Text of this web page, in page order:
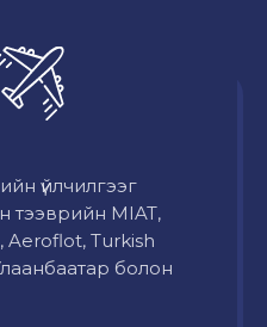
үйлчилгээг
тээврийн MIAT,
Aeroflot, Turkish
болон